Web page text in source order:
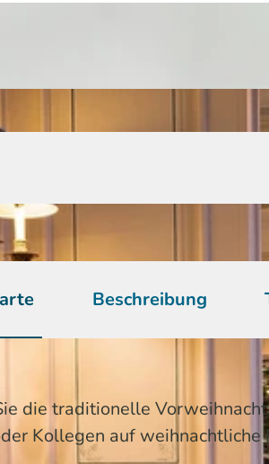
Beschreibung
die traditionelle
Kollegen auf